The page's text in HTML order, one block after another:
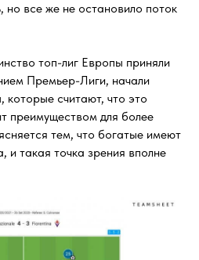
но все же не остановило поток
топ-лиг Европы приняли
Премьер-Лиги, начали
которые считают, что это
преимуществом для более
тем, что богатые имеют
и такая точка зрения вполне